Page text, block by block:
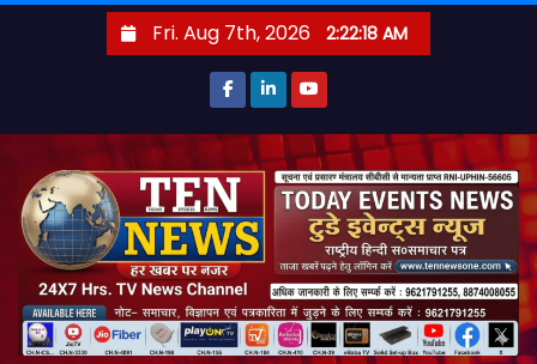
Fri. Aug 7th, 2026 2:22:19 AM